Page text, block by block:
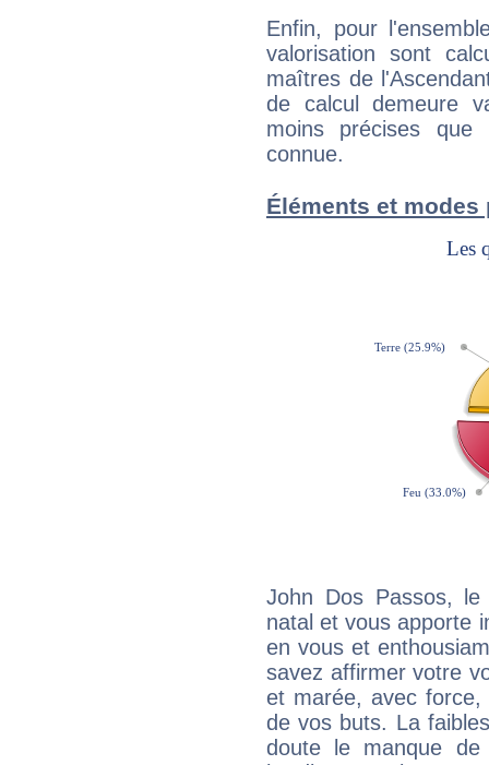
Enfin, pour
valorisation sont
maîtres de
de calcul demeure
moins précises que
connue.
Éléments et
John Dos Passos,
natal et vous apporte
en vous et
savez affirmer votre
et marée, avec
de vos buts. La
doute le manque